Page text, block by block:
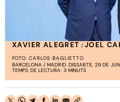
XAVIER ALEGRET / JOEL
FOTO: CARLOS BAGLIETTO
BARCELONA / MADRID. DISSABTE, 29 DE
TEMPS DE LECTURA: 3 MINUTS